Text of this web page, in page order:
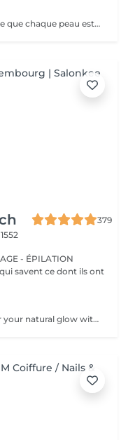
Analyse de peau Première visite Parce que chaque peau est unique, toute première visite commence par une analyse approfondie. Ce diagnostic permet de comprendre l'état de votre peau, ses besoins réels et les déséquilibres éventuels, afin d'adapter votre soin de manière précise et personnalisée. À l'aide d'un appareil de diagnostic et de l'expertise de votre Skin Coach, nous prenons le temps d'observer, d'échanger et de vous guider vers les solutions les plus adaptées. Ce premier rendez-vous est une étape essentielle pour vous offrir des soins réellement efficaces et des résultats durables.
379
- ÉPILATION
savent ce dont ils ont
Myoplastic face massage - rediscover your natural glow with the deeply rejuvenating myoplastic face massage. This unique technique works not only on the surface of your skin but also on the deeper layers of muscles and fascia. Through precise, sculpting movements, it releases tension, improves circulation, and restores elasticity. The result? A lifted, defined, and radiant look that feels as refreshing as it appears. Every session is like a reset for your face leaving you looking youthful, relaxed, and glowing with vitality. Express Facial Massage is designed for those who value their time while expecting visible, refined results. This 30-minute lifting massage focuses on precise muscle stimulation to restore facial tone, improve skin firmness, and redefine the natural facial contour. The treatment helps reduce visible signs of fatigue while stimulating microcirculation, allowing the skin to regain a fresh, radiant, and naturally healthy glow. Perfect as an additional boost to your body massage for complete relaxation and rejuvenation. Important: This treatment is available only as an add-on to any body massage and cannot be booked as a standalone service.